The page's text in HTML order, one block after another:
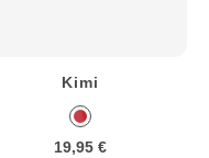
Kimi
19,95 €